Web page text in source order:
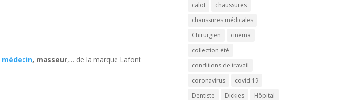
médecin, masseur,… de la marque Lafont
calot
chaussures
chaussures médicales
Chirurgien
cinéma
collection été
conditions de travail
coronavirus
covid 19
Dentiste
Dickies
Hôpital